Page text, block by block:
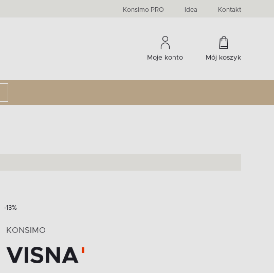
Konsimo PRO Idea Kontakt
Moje konto Mój koszyk
Komody, szafki RTV, witryny...
-33 %
Liczba produktów:60
Liczba produktów:274
-13%
KONSIMO
VISNA